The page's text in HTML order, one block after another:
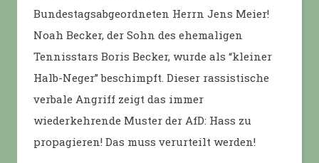
Bundestagsabgeordneten Herrn Jens Meier!
Noah Becker, der Sohn des ehemaligen
Tennisstars Boris Becker, wurde als “kleiner
Halb-Neger” beschimpft. Dieser rassistische
verbale Angriff zeigt das immer
wiederkehrende Muster der AfD: Hass zu
propagieren! Das muss verurteilt werden!